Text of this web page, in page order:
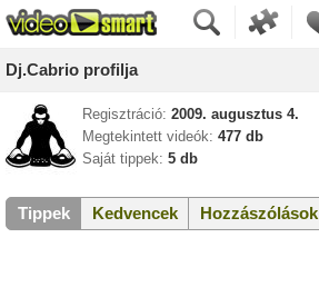
Dj.Cabrio profilja
Regisztráció: 2009. augusztus 4.
Megtekintett videók: 477 db
Saját tippek: 5 db
Tippek Kedvencek Hozzászólások